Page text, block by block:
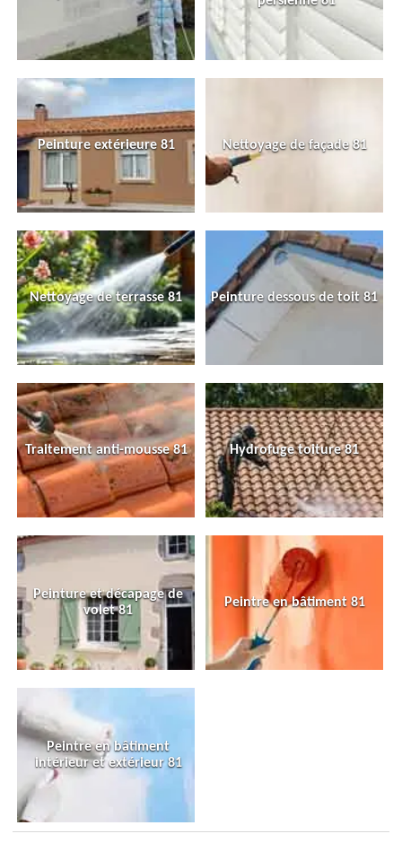
Peinture extérieure 81 Nettoyage de façade 81
Nettoyage de terrasse 81 Peinture dessous de toit 81
Traitement anti-mousse 81 Hydrofuge toiture 81
Peinture et décapage de
volet 81
Peintre en bâtiment 81
Peintre en bâtiment
intérieur et extérieur 81